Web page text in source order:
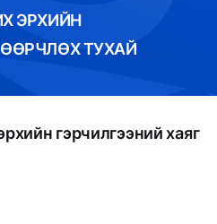
ЭРХИЙН
ӨӨРЧЛӨХ ТУХАЙ
гэрчилгээний хаяг